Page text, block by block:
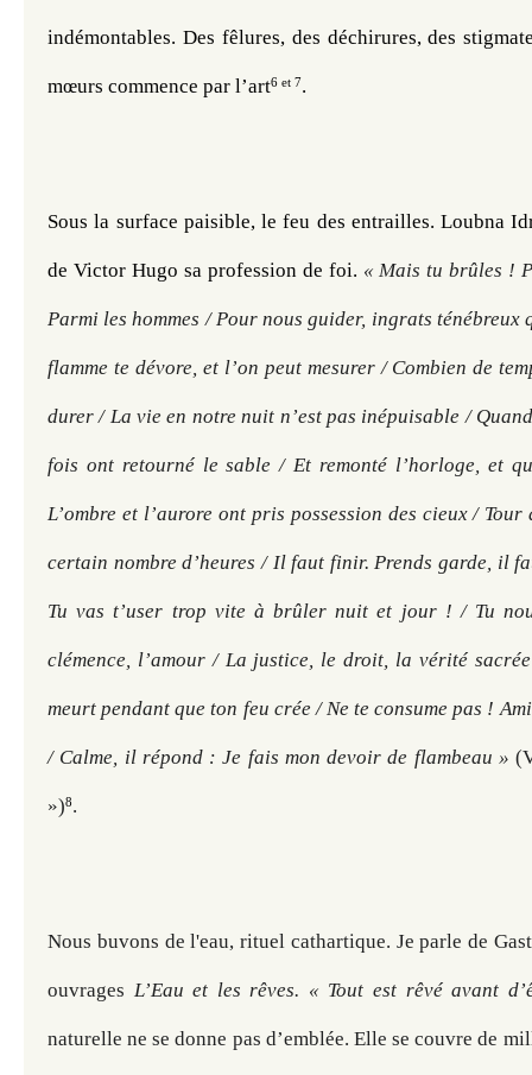
indémontables. Des fêlures, des déchirures, des
mœurs commence par l’art6 et 7.
Sous la surface paisible, le feu des entrailles. Loubna
de Victor Hugo sa profession de foi. « Mais tu brûles !
Parmi les hommes / Pour nous guider, ingrats ténébreux
flamme te dévore, et l’on peut mesurer / Combien de
durer / La vie en notre nuit n’est pas inépuisable /
fois ont retourné le sable / Et remonté l’horloge, et
L’ombre et l’aurore ont pris possession des cieux /
certain nombre d’heures / Il faut finir. Prends garde, il
Tu vas t’user trop vite à brûler nuit et jour ! / Tu
clémence, l’amour / La justice, le droit, la vérité
meurt pendant que ton feu crée / Ne te consume pas !
/ Calme, il répond : Je fais mon devoir de flambeau »
»)8.
Nous buvons de l'eau, rituel cathartique. Je parle de
ouvrages L’Eau et les rêves. « Tout est rêvé avant
naturelle ne se donne pas d’emblée. Elle se couvre de